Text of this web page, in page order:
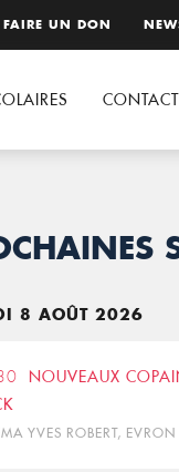
UN DON
CONTACT
8 AOÛT 2026
NOUVEAUX
YVES ROBERT, EVRON